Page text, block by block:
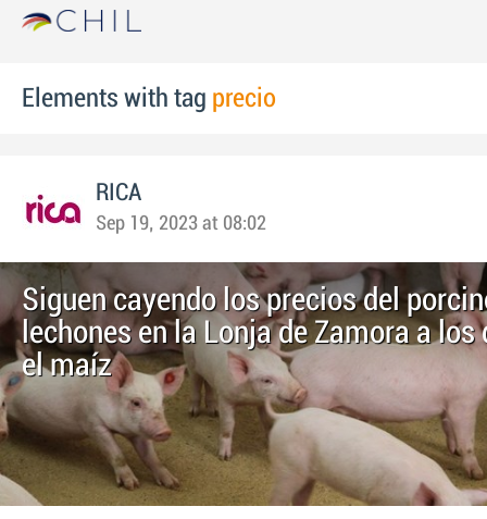
Elements with tag precio
RICA
Sep 19, 2023 at 08:02
Siguen cayendo los precios del
lechones en la Lonja de Zamora a los
el maíz